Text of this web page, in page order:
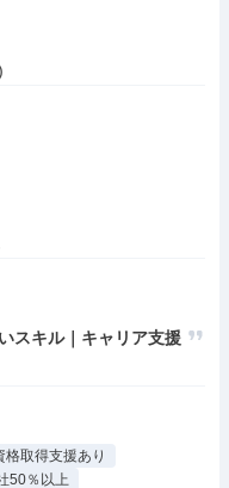
スキル｜キャリア支援
格取得支援あり
50％以上